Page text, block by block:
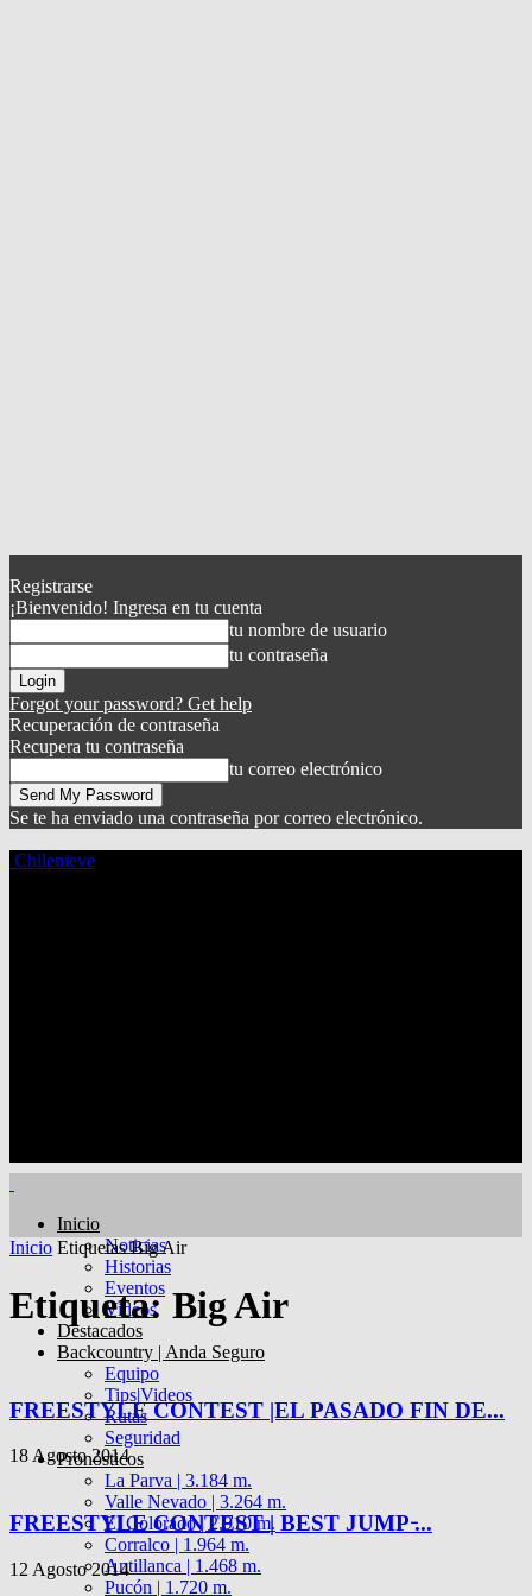
Registrarse
¡Bienvenido! Ingresa en tu cuenta
tu nombre de usuario
tu contraseña
Forgot your password? Get help
Recuperación de contraseña
Recupera tu contraseña
tu correo electrónico
Se te ha enviado una contraseña por correo electrónico.
Chilenieve
Inicio
Noticias
Historias
Eventos
Videos
Destacados
Backcountry | Anda Seguro
Equipo
Tips|Videos
Rutas
Seguridad
Pronósticos
La Parva | 3.184 m.
Valle Nevado | 3.264 m.
El Colorado | 2.910 m.
Corralco | 1.964 m.
Antillanca | 1.468 m.
Pucón | 1.720 m.
Inicio Etiquetas Big Air
Etiqueta: Big Air
FREESTYLE CONTEST |EL PASADO FIN DE...
18 Agosto 2014
FREESTYLE CONTEST | BEST JUMP ̵...
12 Agosto 2014